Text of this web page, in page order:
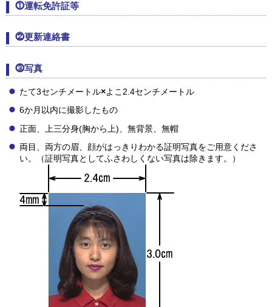
⓵運転免許証等
⓶更新連絡書
⓷写真
たて3センチメートル×よこ2.4センチメートル
6か月以内に撮影したもの
正面、上三分身(胸から上)、無背景、無帽
両目、両方の眉、顔がはっきりわかる証明写真をご用意くださ
い。（証明写真としてふさわしくない写真は除きます。）